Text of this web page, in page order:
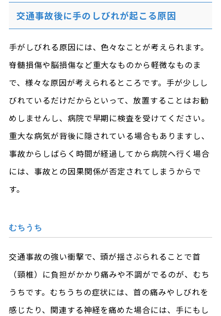
交通事故後に手のしびれが起こる原因
手がしびれる原因には、色々なことが考えられます。
脊髄損傷や脳損傷など重大なものから軽微なものま
で、様々な原因が考えられるところです。手が少しし
びれているだけだからといって、放置することはお勧
めしませんし、病院で早期に検査を受けてください。
重大な病気が背後に隠されている場合もありますし、
事故からしばらく時間が経過してから病院へ行く場合
には、事故との因果関係が否定されてしまうからで
す。
むちうち
交通事故の強い衝撃で、頭が揺さぶられることで首
（頸椎）に負担がかかり痛みや不調がでるのが、むち
うちです。むちうちの症状には、首の痛みやしびれを
感じたり、関連する神経を痛めた場合には、手にもし